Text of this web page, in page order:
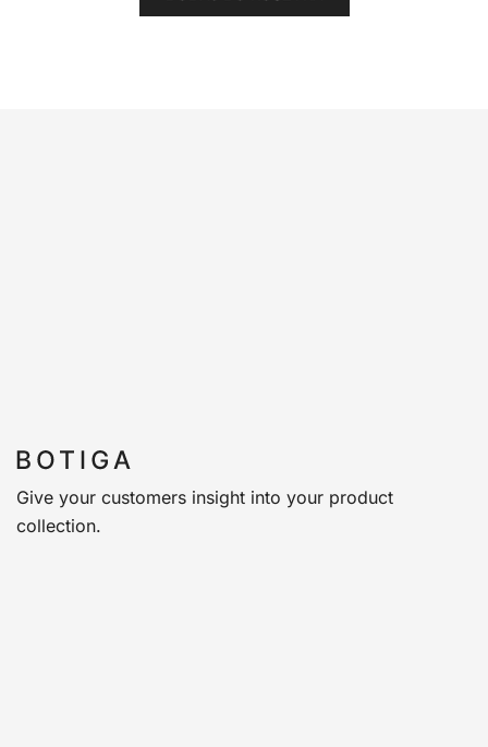
Give your customers insight into your product
collection.